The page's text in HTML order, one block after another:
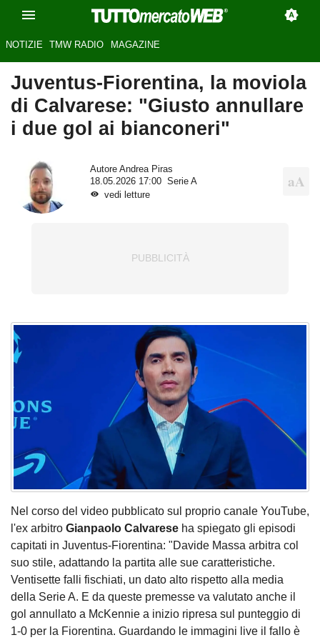
NOTIZIE TMW RADIO MAGAZINE
Juventus-Fiorentina, la moviola
di Calvarese: "Giusto annullare
i due gol ai bianconeri"
Autore Andrea Piras
18.05.2026 17:00
Serie A
vedi letture
Nel corso del video pubblicato sul proprio canale YouTube,
l'ex arbitro Gianpaolo Calvarese ha spiegato gli episodi
capitati in Juventus-Fiorentina: "Davide Massa arbitra col
suo stile, adattando la partita alle sue caratteristiche.
Ventisette falli fischiati, un dato alto rispetto alla media
della Serie A. E da queste premesse va valutato anche il
gol annullato a McKennie a inizio ripresa sul punteggio di
1-0 per la Fiorentina. Guardando le immagini live il fallo è